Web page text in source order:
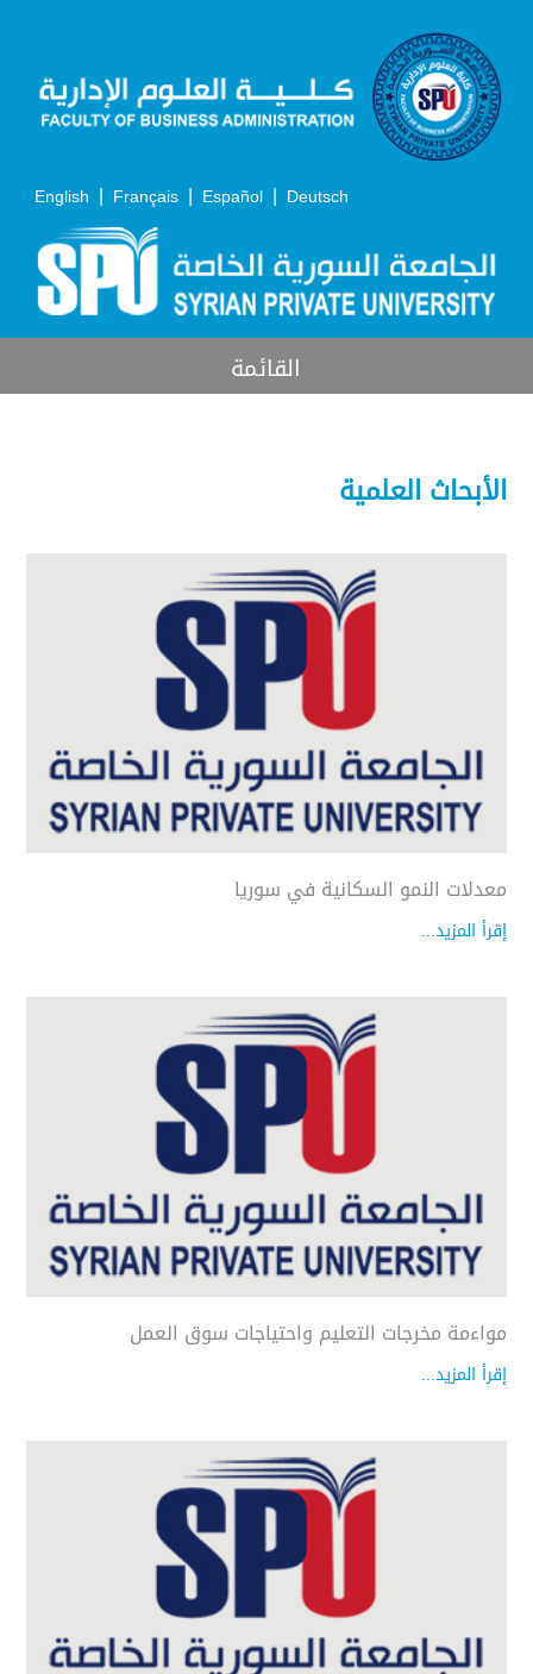
English | Français | Español | Deutsch
القائمة
الأبحاث العلمية
معدلات النمو السكانية في سوريا
إقرأ المزيد...
مواءمة مخرجات التعليم واحتياجات سوق العمل
إقرأ المزيد...